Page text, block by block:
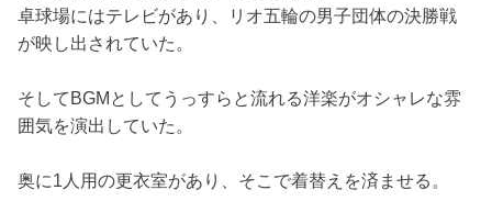
卓球場にはテレビがあり、リオ五輪の男子団体の決勝戦
が映し出されていた。
そしてBGMとしてうっすらと流れる洋楽がオシャレな雰
囲気を演出していた。
奥に1人用の更衣室があり、そこで着替えを済ませる。